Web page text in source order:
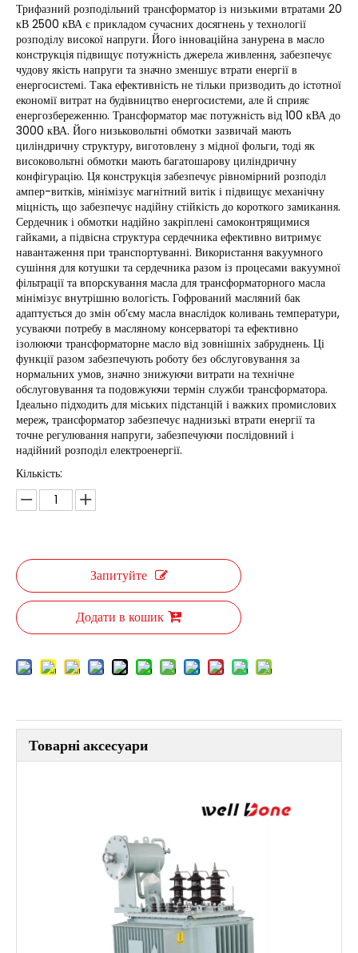
Трифазний розподільний трансформатор із низькими втратами 20
кВ 2500 кВА є прикладом сучасних досягнень у технології
розподілу високої напруги. Його інноваційна занурена в масло
конструкція підвищує потужність джерела живлення, забезпечує
чудову якість напруги та значно зменшує втрати енергії в
енергосистемі. Така ефективність не тільки призводить до істотної
економії витрат на будівництво енергосистеми, але й сприяє
енергозбереженню. Трансформатор має потужність від 100 кВА до
3000 кВА. Його низьковольтні обмотки зазвичай мають
циліндричну структуру, виготовлену з мідної фольги, тоді як
високовольтні обмотки мають багатошарову циліндричну
конфігурацію. Ця конструкція забезпечує рівномірний розподіл
ампер-витків, мінімізує магнітний витік і підвищує механічну
міцність, що забезпечує надійну стійкість до короткого замикання.
Сердечник і обмотки надійно закріплені самоконтрящимися
гайками, а підвісна структура сердечника ефективно витримує
навантаження при транспортуванні. Використання вакуумного
сушіння для котушки та сердечника разом із процесами вакуумної
фільтрації та впорскування масла для трансформаторного масла
мінімізує внутрішню вологість. Гофрований масляний бак
адаптується до змін об’єму масла внаслідок коливань температури,
усуваючи потребу в масляному консерваторі та ефективно
ізолюючи трансформаторне масло від зовнішніх забруднень. Ці
функції разом забезпечують роботу без обслуговування за
нормальних умов, значно знижуючи витрати на технічне
обслуговування та подовжуючи термін служби трансформатора.
Ідеально підходить для міських підстанцій і важких промислових
мереж, трансформатор забезпечує наднизькі втрати енергії та
точне регулювання напруги, забезпечуючи послідовний і
надійний розподіл електроенергії.
Кількість:
Запитуйте
Додати в кошик
Товарні аксесуари